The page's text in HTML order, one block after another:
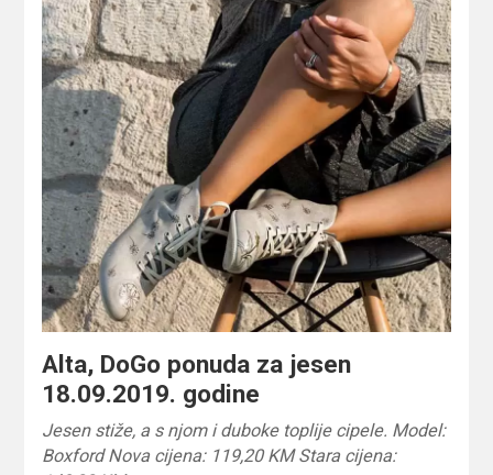
Alta, DoGo ponuda za jesen
18.09.2019. godine
Jesen stiže, a s njom i duboke toplije cipele. Model:
Boxford Nova cijena: 119,20 KM Stara cijena: